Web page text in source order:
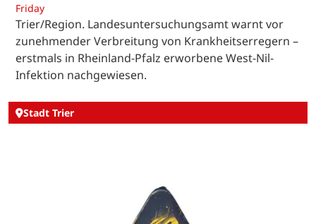
Friday
Trier/Region. Landesuntersuchungsamt warnt vor
zunehmender Verbreitung von Krankheitserregern –
erstmals in Rheinland-Pfalz erworbene West-Nil-
Infektion nachgewiesen.
Stadt Trier